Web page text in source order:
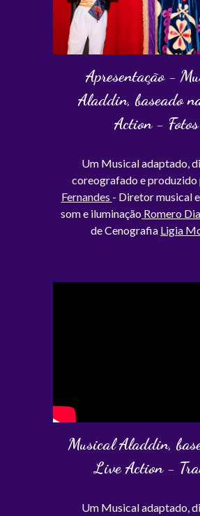
Apresentação -
Aladdin, baseado
Action - Fotos
Um Musical adaptado,
coreografado e produzido
Fernandes - Diretor musical
som e iluminação Romero
de Cenografia Ligia
Musical Aladdin,
Live Action -
Um Musical adaptado,